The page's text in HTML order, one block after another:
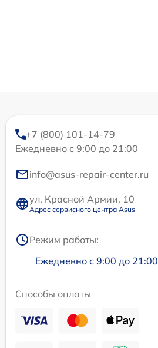
+7 (800) 101-14-79
Ежедневно с 9:00 до 21:00
info@asus-repair-center.ru
ул. Красной Армии, 10
Адрес сервисного центра Asus
Режим работы:
Ежедневно с 9:00 до 21:00
Способы оплаты